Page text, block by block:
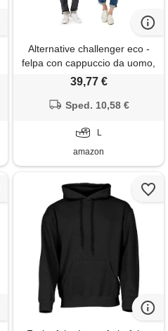
Alternative challenger eco -
felpa con cappuccio da uomo,
eco grigio, l
39,77 €
Sped. 10,58 €
L
amazon